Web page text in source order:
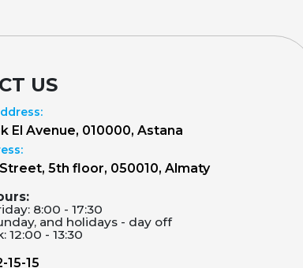
US
El Avenue, 010000, Astana
5th floor, 050010, Almaty
8:00 - 17:30
and holidays - day off
12:00 - 13:30
15-15